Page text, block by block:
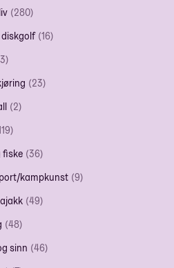
(280)
(16)
)
(23)
(2)
)
fiske (36)
kampkunst (9)
(49)
(48)
sinn (46)